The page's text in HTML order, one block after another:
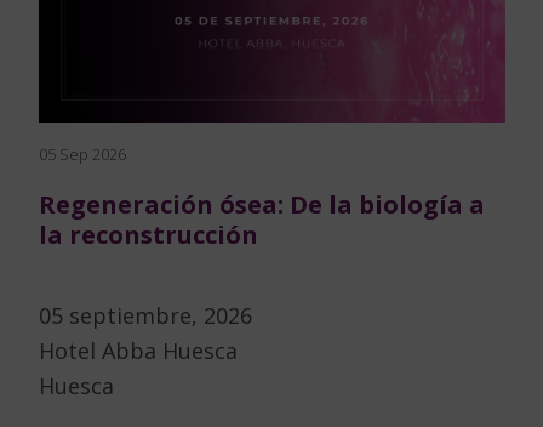
05 Sep 2026
Regeneración ósea: De la biología a
la reconstrucción
05 septiembre, 2026
Hotel Abba Huesca
Huesca